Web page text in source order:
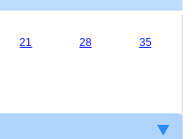
21 28 35